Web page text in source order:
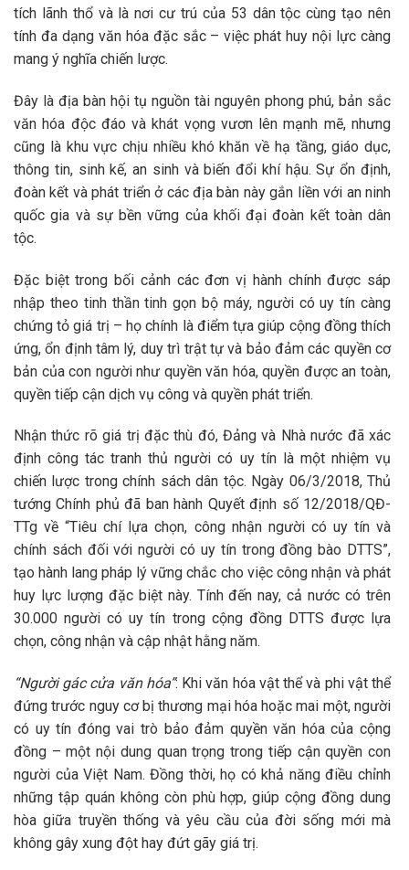
tích lãnh thổ và là nơi cư trú của 53 dân tộc cùng tạo nên
tính đa dạng văn hóa đặc sắc – việc phát huy nội lực càng
mang ý nghĩa chiến lược.
Đây là địa bàn hội tụ nguồn tài nguyên phong phú, bản sắc
văn hóa độc đáo và khát vọng vươn lên mạnh mẽ, nhưng
cũng là khu vực chịu nhiều khó khăn về hạ tầng, giáo dục,
thông tin, sinh kế, an sinh và biến đổi khí hậu. Sự ổn định,
đoàn kết và phát triển ở các địa bàn này gắn liền với an ninh
quốc gia và sự bền vững của khối đại đoàn kết toàn dân
tộc.
Đặc biệt trong bối cảnh các đơn vị hành chính được sáp
nhập theo tinh thần tinh gọn bộ máy, người có uy tín càng
chứng tỏ giá trị – họ chính là điểm tựa giúp cộng đồng thích
ứng, ổn định tâm lý, duy trì trật tự và bảo đảm các quyền cơ
bản của con người như quyền văn hóa, quyền được an toàn,
quyền tiếp cận dịch vụ công và quyền phát triển.
Nhận thức rõ giá trị đặc thù đó, Đảng và Nhà nước đã xác
định công tác tranh thủ người có uy tín là một nhiệm vụ
chiến lược trong chính sách dân tộc. Ngày 06/3/2018, Thủ
tướng Chính phủ đã ban hành Quyết định số 12/2018/QĐ-
TTg về “Tiêu chí lựa chọn, công nhận người có uy tín và
chính sách đối với người có uy tín trong đồng bào DTTS”,
tạo hành lang pháp lý vững chắc cho việc công nhận và phát
huy lực lượng đặc biệt này. Tính đến nay, cả nước có trên
30.000 người có uy tín trong cộng đồng DTTS được lựa
chọn, công nhận và cập nhật hằng năm.
“Người gác cửa văn hóa”: Khi văn hóa vật thể và phi vật thể
đứng trước nguy cơ bị thương mại hóa hoặc mai một, người
có uy tín đóng vai trò bảo đảm quyền văn hóa của cộng
đồng – một nội dung quan trọng trong tiếp cận quyền con
người của Việt Nam. Đồng thời, họ có khả năng điều chỉnh
những tập quán không còn phù hợp, giúp cộng đồng dung
hòa giữa truyền thống và yêu cầu của đời sống mới mà
không gây xung đột hay đứt gãy giá trị.